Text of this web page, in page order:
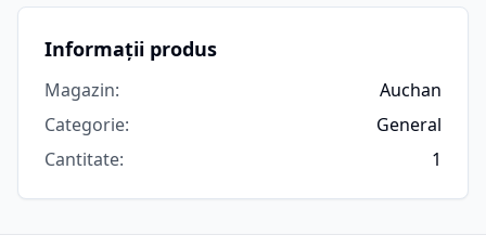
Informații produs
Magazin:
Auchan
Categorie:
General
Cantitate: 1